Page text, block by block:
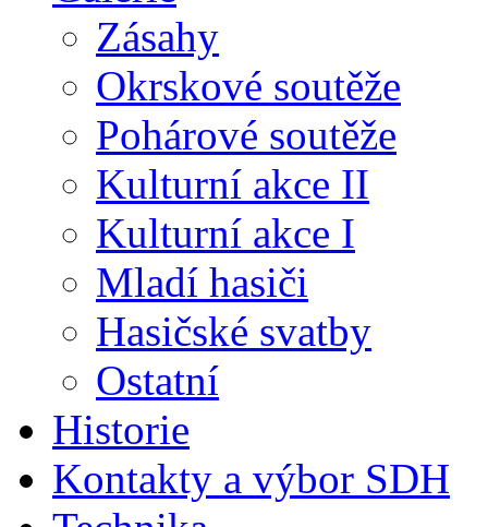
Zásahy
Okrskové soutěže
Pohárové soutěže
Kulturní akce II
Kulturní akce I
Mladí hasiči
Hasičské svatby
Ostatní
Historie
Kontakty a výbor SDH